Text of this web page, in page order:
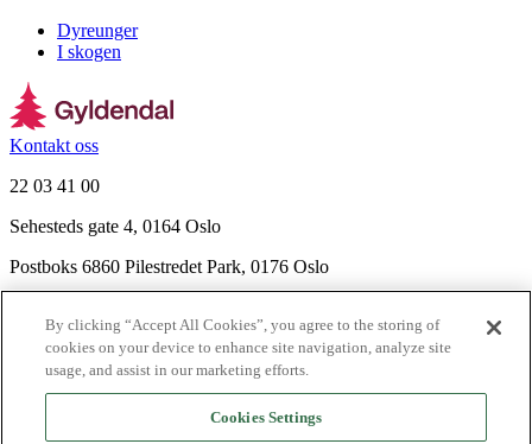
Dyreunger
I skogen
Kontakt oss
22 03 41 00
Sehesteds gate 4, 0164 Oslo
Postboks 6860 Pilestredet Park, 0176 Oslo
Nyhetsbrev
Ledige stillinger
Send inn manus
By clicking “Accept All Cookies”, you agree to the storing of
cookies on your device to enhance site navigation, analyze site
usage, and assist in our marketing efforts.
Cookies Settings